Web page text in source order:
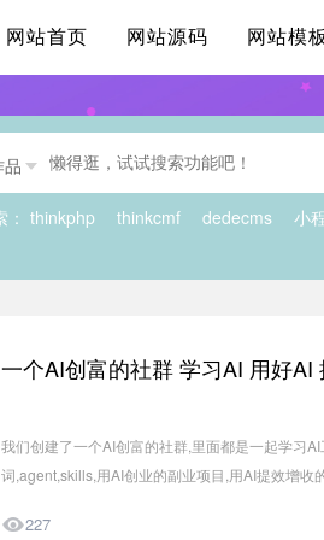
网站首页 网站源码 网站模
thinkphp thinkcmf dedecms 小
一个AI创富的社群 学习AI 用好AI
我们创建了一个AI创富的社群,里面都是一起学习
词,agent,skills,用AI创业的副业项目,用AI提效增收
227